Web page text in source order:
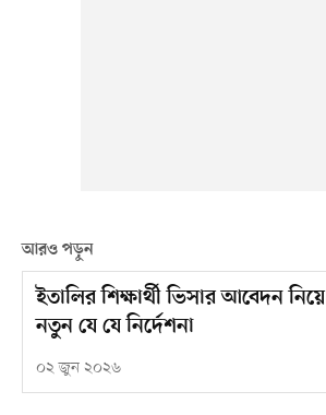
আরও পড়ুন
ইতালির শিক্ষার্থী ভিসার আবেদন নিয়ে
নতুন যে যে নির্দেশনা
০২ জুন ২০২৬